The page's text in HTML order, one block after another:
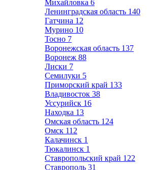
Михайловка 6
Ленинградская область 140
Гатчина 12
Мурино 10
Тосно 7
Воронежская область 137
Воронеж 88
Лиски 7
Семилуки 5
Приморский край 133
Владивосток 38
Уссурийск 16
Находка 13
Омская область 124
Омск 112
Калачинск 1
Тюкалинск 1
Ставропольский край 122
Ставрополь 31